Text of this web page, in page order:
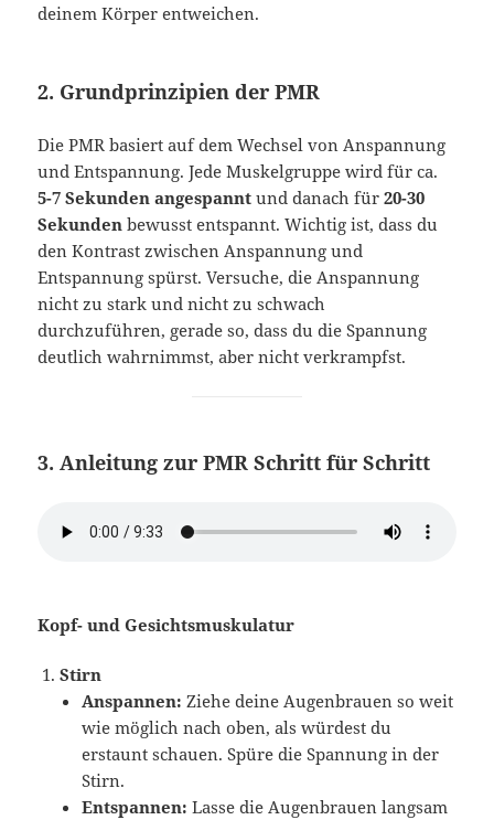
deinem Körper entweichen.
2. Grundprinzipien der PMR
Die PMR basiert auf dem Wechsel von Anspannung
und Entspannung. Jede Muskelgruppe wird für ca.
5-7 Sekunden angespannt und danach für20-30
Sekunden bewusst entspannt. Wichtig ist, dass du
den Kontrast zwischen Anspannung und
Entspannung spürst. Versuche, die Anspannung
nicht zu stark und nicht zu schwach
durchzuführen, gerade so, dass du die Spannung
deutlich wahrnimmst, aber nicht verkrampfst.
3.Anleitung zur PMR Schritt für Schritt
Kopf- und Gesichtsmuskulatur
Stirn
Anspannen: Ziehe deine Augenbrauen so weit
wie möglich nach oben, als würdest du
erstaunt schauen. Spüre die Spannung in der
Stirn.
Entspannen: Lasse die Augenbrauen langsam